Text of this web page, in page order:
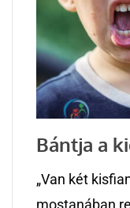
Bántja a
„Van két
mostanában